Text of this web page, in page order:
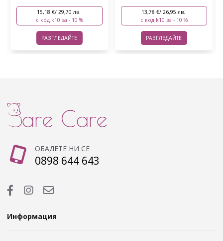
15,18 €/ 29,70 лв.
с код k10 за - 10 %
РАЗГЛЕДАЙТЕ
13,78 €/ 26,95 лв.
с код k10 за - 10 %
РАЗГЛЕДАЙТЕ
ОБАДЕТЕ НИ СЕ
0898 644 643
Информация